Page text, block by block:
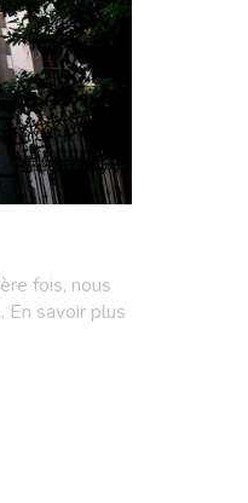
fois, nous
En savoir plus